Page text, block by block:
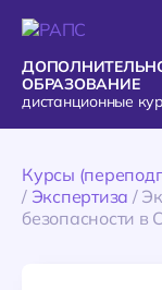
ОБРАЗОВАНИЕ
дистанционные
Курсы
/ Экспертиза /
безопасности в